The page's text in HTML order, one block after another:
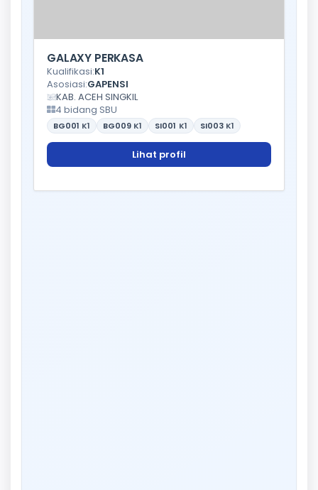
GALAXY PERKASA
Kualifikasi:K1
Asosiasi:GAPENSI
KAB. ACEH SINGKIL
4 bidang SBU
BG001 K1 BG009 K1 SI001 K1 SI003 K1
Lihat profil